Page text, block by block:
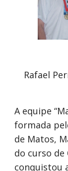
Rafael
A equipe
formada
de Matos,
do curso de
conquistou